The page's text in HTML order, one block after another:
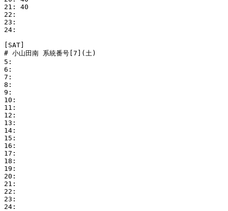
21: 40
22:
23:
24:
[SAT]
# 小山田南 系統番号[7](土)
5:
6:
7:
8:
9:
10:
11:
12:
13:
14:
15:
16:
17:
18:
19:
20:
21:
22:
23:
24: